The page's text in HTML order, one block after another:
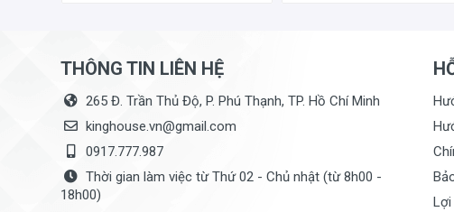
MODEL : Bếp gas âm hồng ngoại Eurosun EU-
EU-GN08
XUẤT XỨ :
LOẠI BẾP : Bếp gas âm
THÔNG TIN LIÊN HỆ
265 Đ. Trần Thủ Độ, P. Phú Thạnh, TP. Hồ Chí Minh
kinghouse.vn@gmail.com
0917.777.987
Thời gian làm việc từ Thứ 02 - Chủ nhật (từ 8h00 -
18h00)
Lợi